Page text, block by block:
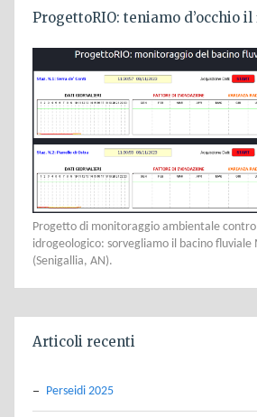
ProgettoRIO: teniamo d’occhio
Progetto di monitoraggio ambientale
idrogeologico: sorvegliamo il bacino fluviale
(Senigallia, AN).
Articoli recenti
Perseidi 2025